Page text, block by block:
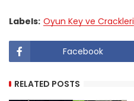
Labels: Oyun Key ve Crackleri
Facebook
RELATED POSTS